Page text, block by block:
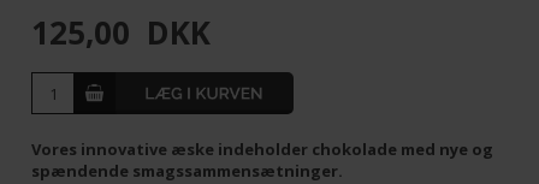
125,00 DKK
Vores innovative æske indeholder chokolade med nye og
spændende smagssammensætninger.